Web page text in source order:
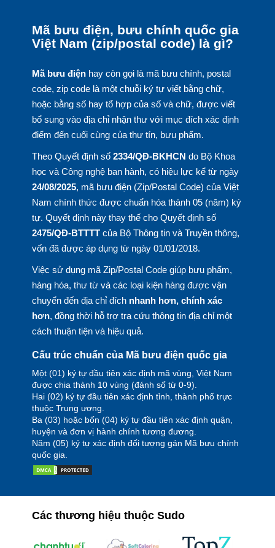
Mã bưu điện, bưu chính quốc gia
Việt Nam (zip/postal code) là gì?
Mã bưu điệnhay còn gọi là mã bưu chính, postal
code, zip code là một chuỗi ký tự viết bằng chữ,
hoặc bằng số hay tổ hợp của số và chữ, được viết
bổ sung vào địa chỉ nhận thư với mục đích xác định
điểm đến cuối cùng của thư tín, bưu phẩm.
Theo Quyết định số 2334/QĐ-BKHCN do Bộ Khoa
học và Công nghệ ban hành, có hiệu lực kể từ ngày
24/08/2025, mã bưu điện (Zip/Postal Code) của Việt
Nam chính thức được chuẩn hóa thành 05 (năm) ký
tự. Quyết định này thay thế cho Quyết định số
2475/QĐ-BTTTTcủa Bộ Thông tin và Truyền thông,
vốn đã được áp dụng từ ngày 01/01/2018.
Việc sử dụng mã Zip/Postal Code giúp bưu phẩm,
hàng hóa, thư từ và các loại kiện hàng được vận
chuyển đến địa chỉ đích nhanh hơn, chính xác
hơn, đồng thời hỗ trợ tra cứu thông tin địa chỉ một
cách thuận tiện và hiệu quả.
Cấu trúc chuẩn của Mã bưu điện quốc gia
Một (01) ký tự đầu tiên xác định mã vùng, Việt Nam
được chia thành 10 vùng (đánh số từ 0-9).
Hai (02) ký tự đầu tiên xác định tỉnh, thành phố trực
thuộc Trung ương.
Ba (03) hoặc bốn (04) ký tự đầu tiên xác định quận,
huyện và đơn vị hành chính tương đương.
Năm (05) ký tự xác định đối tượng gán Mã bưu chính
quốc gia.
Các thương hiệu thuộc Sudo